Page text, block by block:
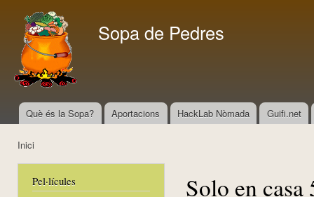
Sopa de Pedres
Menú principal
Què és la Sopa? Aportacions HackLab Nòmada Guifi.net
Inici
Pel·lícules Solo en